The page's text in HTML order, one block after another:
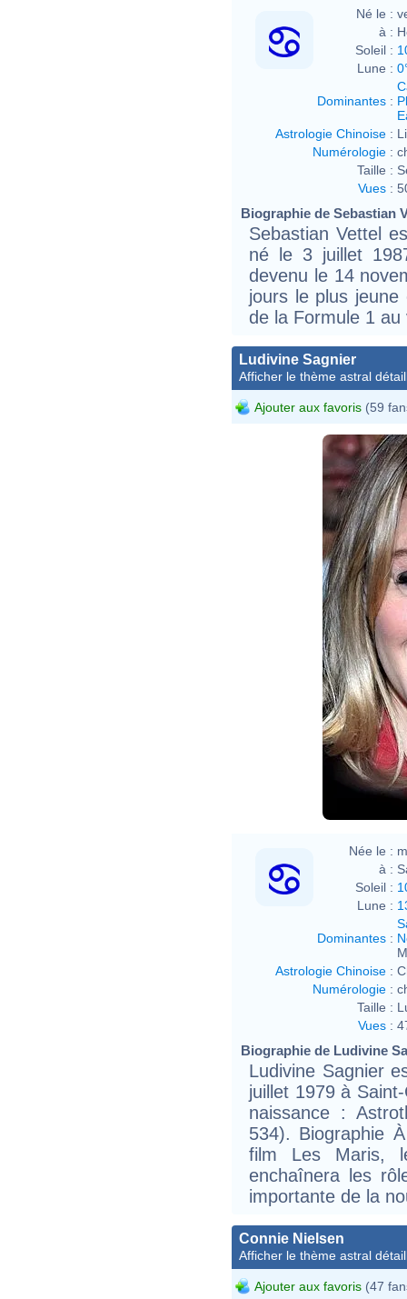
Né le :
à :
Soleil :
Lune :
Dominantes :
Astrologie Chinoise :
Numérologie :
Taille :
Vues :
Biographie de Sebastian
Sebastian Vettel
né le 3 juillet
devenu le 14
jours le plus jeune
de la Formule 1
Ludivine Sagnier
Afficher le thème astral
Ajouter aux favoris (59
Née le :
à :
Soleil :
Lune :
Dominantes :
Astrologie Chinoise :
Numérologie :
Taille :
Vues :
Biographie de Ludivine
Ludivine Sagnier
juillet 1979 à
naissance :
534). Biographie
film Les Maris,
enchaînera les
importante de la
Connie Nielsen
Afficher le thème astral
Ajouter aux favoris (47